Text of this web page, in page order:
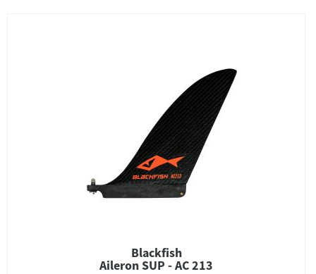
Blackfish
Aileron SUP - AC 213